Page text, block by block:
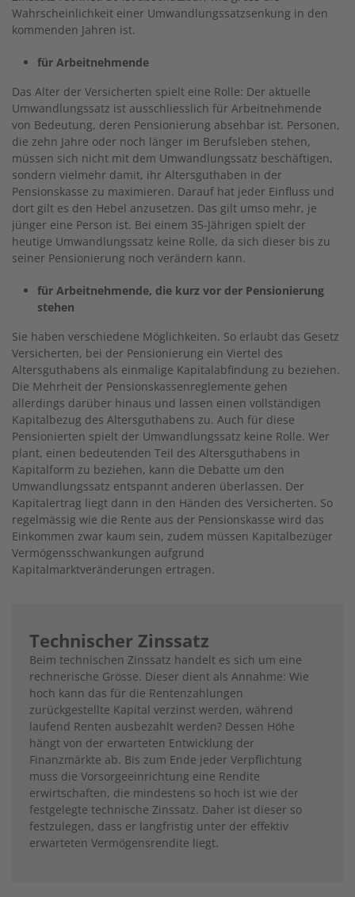
Wahrscheinlichkeit einer Umwandlungssatzsenkung in den
kommenden Jahren ist.
für Arbeitnehmende
Das Alter der Versicherten spielt eine Rolle: Der aktuelle
Umwandlungssatz ist ausschliesslich für Arbeitnehmende
von Bedeutung, deren Pensionierung absehbar ist. Personen,
die zehn Jahre oder noch länger im Berufsleben stehen,
müssen sich nicht mit dem Umwandlungssatz beschäftigen,
sondern vielmehr damit, ihr Altersguthaben in der
Pensionskasse zu maximieren. Darauf hat jeder Einfluss und
dort gilt es den Hebel anzusetzen. Das gilt umso mehr, je
jünger eine Person ist. Bei einem 35-Jährigen spielt der
heutige Umwandlungssatz keine Rolle, da sich dieser bis zu
seiner Pensionierung noch verändern kann.
für Arbeitn​ehmende, die kurz vor der Pensionierung
stehen
Sie haben verschiedene Möglichkeiten. So erlaubt das Gesetz
Versicherten, bei der Pensionierung ein Viertel des
Altersguthabens als einmalige Kapitalabfindung zu beziehen.
Die Mehrheit der Pensionskassenreglemente gehen
allerdings darüber hinaus und lassen einen vollständigen
Kapitalbezug des Altersguthabens zu. Auch für diese
Pensionierten spielt der Umwandlungssatz keine Rolle. Wer
plant, einen bedeutenden Teil des Altersguthabens in
Kapitalform zu beziehen, kann die Debatte um den
Umwandlungssatz entspannt anderen überlassen. Der
Kapitalertrag liegt dann in den Händen des Versicherten. So
regelmässig wie die Rente aus der Pensionskasse wird das
Einkommen zwar kaum sein, zudem müssen Kapitalbezüger
Vermögensschwankungen aufgrund
Kapitalmarktveränderungen ertragen.
Technischer Zinssatz
Beim technischen Zinssatz handelt es sich um eine
rechnerische Grösse. Dieser dient als Annahme: Wie
hoch kann das für die Rentenzahlungen
zurückgestellte Kapital verzinst werden, während
laufend Renten ausbezahlt werden? Dessen Höhe
hängt von der erwarteten Entwicklung der
Finanzmärkte ab. Bis zum Ende jeder Verpflichtung
muss die Vorsorgeeinrichtung eine Rendite
erwirtschaften, die mindestens so hoch ist wie der
festgelegte technische Zinssatz. Daher ist dieser so
festzulegen, dass er langfristig unter der effektiv
erwarteten Vermögensrendite liegt.